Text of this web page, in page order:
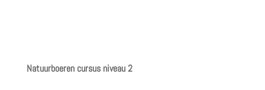
Natuurboeren cursus niveau 2